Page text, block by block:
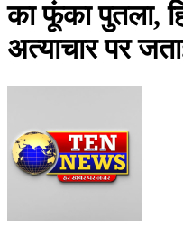
का फूंका पुतला,
अत्याचार पर